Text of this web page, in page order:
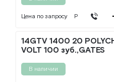
Цена по запросу Р
14GTV 1400 20
VOLT 100 зуб.,GATES
В наличии